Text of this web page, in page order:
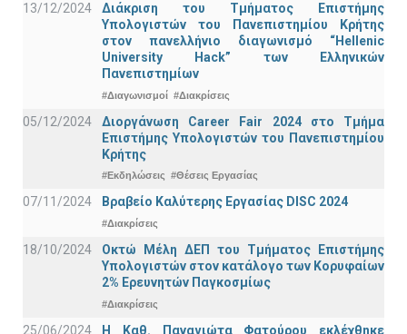
13/12/2024
Διάκριση του Τμήματος Επιστήμης
Υπολογιστών του Πανεπιστημίου Κρήτης
στον πανελλήνιο διαγωνισμό “Hellenic
University Hack” των Ελληνικών
Πανεπιστημίων
#Διαγωνισμοί #Διακρίσεις
05/12/2024
Διοργάνωση Career Fair 2024 στο Τμήμα
Επιστήμης Υπολογιστών του Πανεπιστημίου
Κρήτης
#Εκδηλώσεις #Θέσεις Εργασίας
07/11/2024 Βραβείο Καλύτερης Εργασίας DISC 2024
#Διακρίσεις
18/10/2024
Οκτώ Μέλη ΔΕΠ του Τμήματος Επιστήμης
Υπολογιστών στον κατάλογο των Κορυφαίων
2% Ερευνητών Παγκοσμίως
#Διακρίσεις
25/06/2024
Η Καθ. Παναγιώτα Φατούρου εκλέχθηκε